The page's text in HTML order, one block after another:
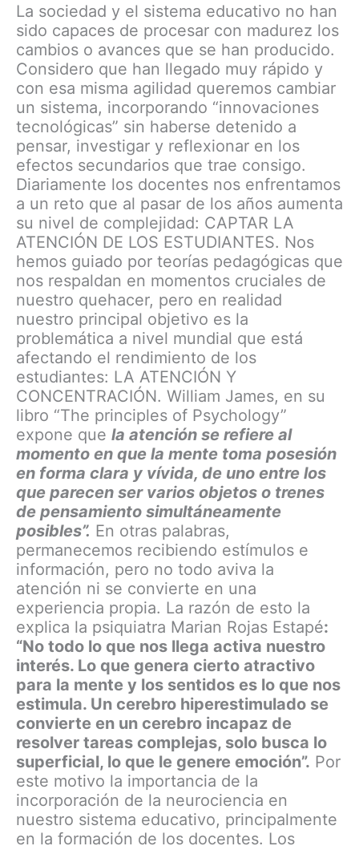
La sociedad y el sistema educativo no han
sido capaces de procesar con madurez los
cambios o avances que se han producido.
Considero que han llegado muy rápido y
con esa misma agilidad queremos cambiar
un sistema, incorporando “innovaciones
tecnológicas” sin haberse detenido a
pensar, investigar y reflexionar en los
efectos secundarios que trae consigo.
Diariamente los docentes nos enfrentamos
a un reto que al pasar de los años aumenta
su nivel de complejidad: CAPTAR LA
ATENCIÓN DE LOS ESTUDIANTES. Nos
hemos guiado por teorías pedagógicas que
nos respaldan en momentos cruciales de
nuestro quehacer, pero en realidad
nuestro principal objetivo es la
problemática a nivel mundial que está
afectando el rendimiento de los
estudiantes: LA ATENCIÓN Y
CONCENTRACIÓN. William James, en su
libro “The principles of Psychology”
expone que la atención se refiere al
momento en que la mente toma posesión
en forma clara y vívida, de uno entre los
que parecen ser varios objetos o trenes
de pensamiento simultáneamente
posibles”. En otras palabras,
permanecemos recibiendo estímulos e
información, pero no todo aviva la
atención ni se convierte en una
experiencia propia. La razón de esto la
explica la psiquiatra Marian Rojas Estapé:
“No todo lo que nos llega activa nuestro
interés. Lo que genera cierto atractivo
para la mente y los sentidos es lo que nos
estimula. Un cerebro hiperestimulado se
convierte en un cerebro incapaz de
resolver tareas complejas, solo busca lo
superficial, lo que le genere emoción”. Por
este motivo la importancia de la
incorporación de la neurociencia en
nuestro sistema educativo, principalmente
en la formación de los docentes. Los